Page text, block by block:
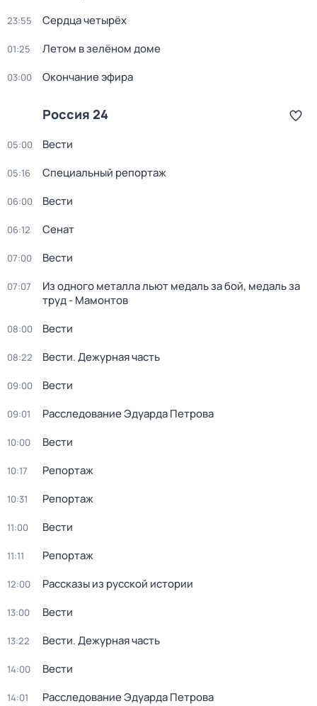
23:55 Сердца четырёх
01:25 Летом в зелёном доме
03:00 Окончание эфира
Россия 24
05:00 Вести
05:16 Специальный репортаж
06:00 Вести
06:12 Сенат
07:00 Вести
07:07
Из одного металла льют медаль за бой, медаль за
труд - Мамонтов
08:00 Вести
08:22 Вести. Дежурная часть
09:00 Вести
09:01 Расследование Эдуарда Петрова
10:00 Вести
10:17 Репортаж
10:31 Репортаж
11:00 Вести
11:11 Репортаж
12:00 Рассказы из русской истории
13:00 Вести
13:22 Вести. Дежурная часть
14:00 Вести
14:01 Расследование Эдуарда Петрова